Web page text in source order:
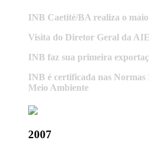
INB Caetité/BA realiza o
Visita do Diretor Geral da
INB faz sua primeira
INB é certificada nas Normas
Meio Ambiente
2007